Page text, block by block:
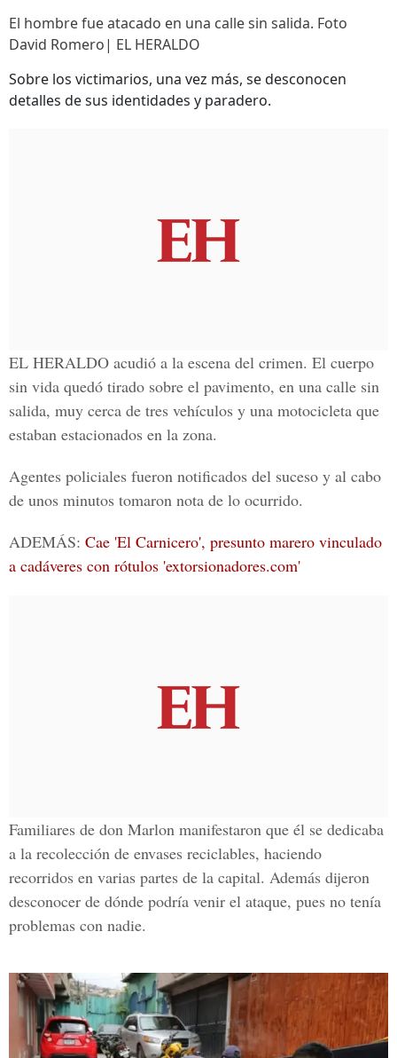
El hombre fue atacado en una calle sin salida. Foto
David Romero| EL HERALDO
Sobre los victimarios, una vez más, se desconocen
detalles de sus identidades y paradero.
EL HERALDO acudió a la escena del crimen. El cuerpo
sin vida quedó tirado sobre el pavimento, en una calle sin
salida, muy cerca de tres vehículos y una motocicleta que
estaban estacionados en la zona.
Agentes policiales fueron notificados del suceso y al cabo
de unos minutos tomaron nota de lo ocurrido.
ADEMÁS: Cae 'El Carnicero', presunto marero vinculado
a cadáveres con rótulos 'extorsionadores.com'
Familiares de don Marlon manifestaron que él se dedicaba
a la recolección de envases reciclables, haciendo
recorridos en varias partes de la capital. Además dijeron
desconocer de dónde podría venir el ataque, pues no tenía
problemas con nadie.